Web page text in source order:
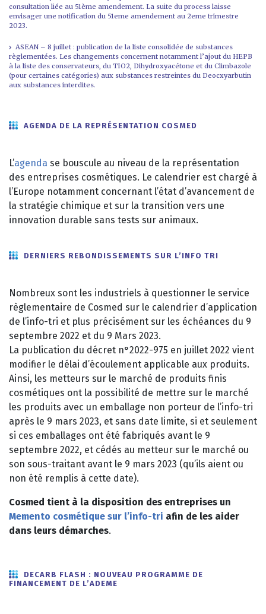
consultation liée au 51ème amendement. La suite du process laisse
envisager une notification du 51eme amendement au 2eme trimestre
2023.
ASEAN – 8 juillet : publication de la liste consolidée de substances
règlementées. Les changements concernent notamment l’ajout du HEPB
à la liste des conservateurs, du TIO2, Dihydroxyacétone et du Climbazole
(pour certaines catégories) aux substances restreintes du Deocxyarbutin
aux substances interdites.
AGENDA DE LA REPRÉSENTATION COSMED
L’agenda se bouscule au niveau de la représentation
des entreprises cosmétiques. Le calendrier est chargé à
l’Europe notamment concernant l’état d’avancement de
la stratégie chimique et sur la transition vers une
innovation durable sans tests sur animaux.
DERNIERS REBONDISSEMENTS SUR L’INFO TRI
Nombreux sont les industriels à questionner le service
règlementaire de Cosmed sur le calendrier d’application
de l’info-tri et plus précisément sur les échéances du 9
septembre 2022 et du 9 Mars 2023.
La publication du décret n°2022-975 en juillet 2022 vient
modifier le délai d’écoulement applicable aux produits.
Ainsi, les metteurs sur le marché de produits finis
cosmétiques ont la possibilité de mettre sur le marché
les produits avec un emballage non porteur de l’info-tri
après le 9 mars 2023, et sans date limite, si et seulement
si ces emballages ont été fabriqués avant le 9
septembre 2022, et cédés au metteur sur le marché ou
son sous-traitant avant le 9 mars 2023 (qu’ils aient ou
non été remplis à cette date).
Cosmed tient à la disposition des entreprises un
Memento cosmétique sur l’info-tri afin de les aider
dans leurs démarches.
DECARB FLASH : NOUVEAU PROGRAMME DE
FINANCEMENT DE L’ADEME